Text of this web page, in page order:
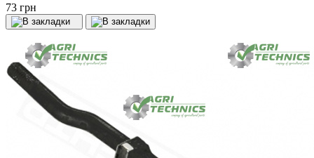
73 грн